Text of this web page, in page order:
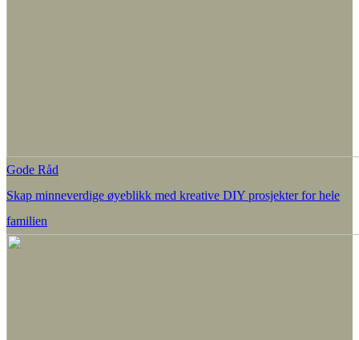
Gode Råd
Skap minneverdige øyeblikk med kreative DIY prosjekter for hele
familien